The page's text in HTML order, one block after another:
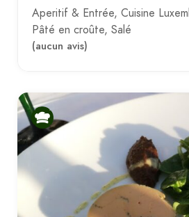
Aperitif & Entrée Cuisine
Pâté en croûte Salé
(aucun avis)